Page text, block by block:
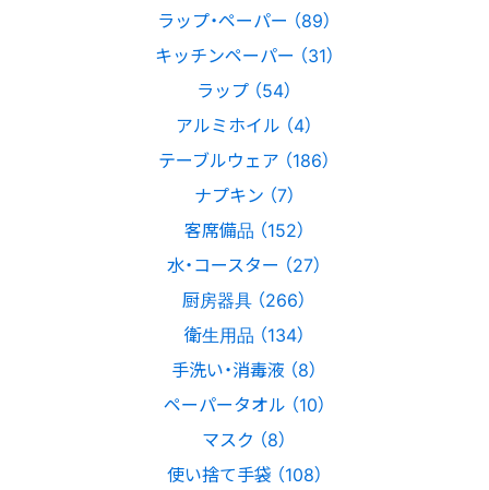
ラップ・ペーパー （89）
キッチンペーパー （31）
ラップ （54）
アルミホイル （4）
テーブルウェア （186）
ナプキン （7）
客席備品 （152）
水・コースター （27）
厨房器具 （266）
衛生用品 （134）
手洗い・消毒液 （8）
ペーパータオル （10）
マスク （8）
使い捨て手袋 （108）